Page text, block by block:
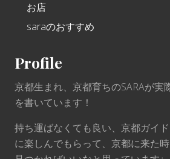
お店
saraのおすすめ
Profile
京都生まれ、京都育ちのSARAが実
を書いています！
持ち運ばなくても良い、京都ガイ
に楽しんでもらって、京都に来た